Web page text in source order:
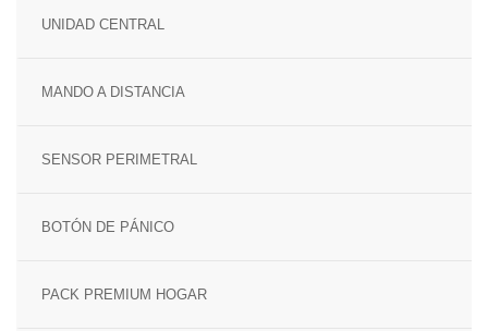
UNIDAD CENTRAL
MANDO A DISTANCIA
SENSOR PERIMETRAL
BOTÓN DE PÁNICO
PACK PREMIUM HOGAR